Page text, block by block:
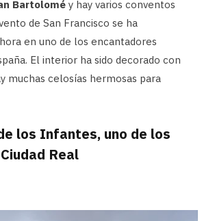
Bartolomé y hay varios conventos
de San Francisco se ha
en uno de los encantadores
El interior ha sido decorado con
muchas celosías hermosas para
los Infantes, uno de los
Real